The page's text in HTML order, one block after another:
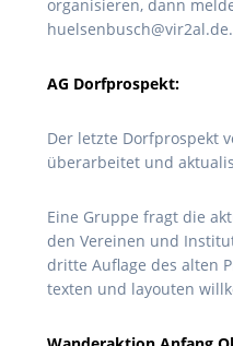
organisieren, dann
huelsenbusch@vir2al.de.
AG Dorfprospekt:
Der letzte Dorfprospekt
überarbeitet und
Eine Gruppe fragt die
den Vereinen und
dritte Auflage des alten
texten und layouten